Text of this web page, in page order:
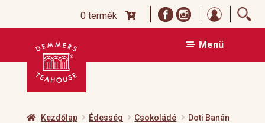
0 termék
Ugrás
navigációhoz
Kilépés
tartalomba
Menü
Kezdőlap Édesség Csokoládé
Doti Banán